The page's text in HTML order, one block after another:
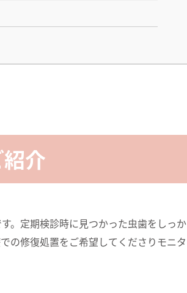
介
。定期検診時に見つかった虫歯をしっか
の修復処置をご希望してくださりモニタ